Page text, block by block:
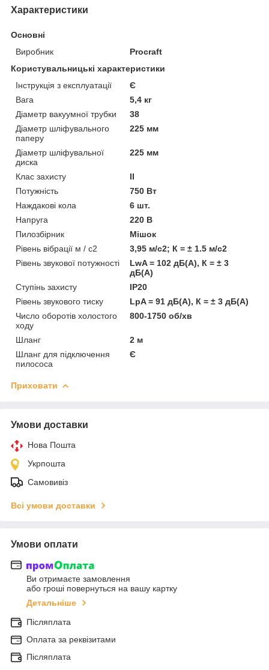
Характеристики
Основні
Виробник
Procraft
Користувальницькі характеристики
Інструкція з експлуатації
Є
Вага
5,4 кг
Діаметр вакуумної трубки
38
Діаметр шліфувального
паперу
225 мм
Діаметр шліфувальної
диска
225 мм
Клас захисту
II
Потужність
750 Вт
Наждакові кола
6 шт.
Напруга
220 В
Пилозбірник
Мішок
Рівень вібрації м / с2
3,95 м/с2; К = ± 1.5 м/с2
Рівень звукової потужності
LwA = 102 дБ(А), К = ± 3
дБ(А)
Ступінь захисту
IP20
Рівень звукового тиску
LpA = 91 дБ(А), К = ± 3 дБ(А)
Число оборотів холостого
ходу
800-1750 об/хв
Шланг
2 м
Шланг для підключення
пилососа
Є
Приховати
Умови доставки
Нова Пошта
Укрпошта
Самовивіз
Всі умови доставки
Умови оплати
Ви отримаєте замовлення
або гроші повернуться на вашу картку
Детальніше
Післяплата
Оплата за реквізитами
Післяплата